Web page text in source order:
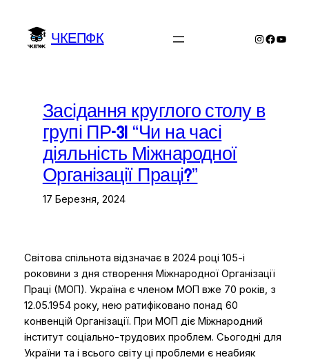
вмісту
ЧКЕПФК Instagram
Засідання круглого столу в
групі ПР-31 “Чи на часі
діяльність Міжнародної
Організації Праці?”
17 Березня, 2024
Світова спільнота відзначає в 2024 році 105-і
роковини з дня створення Міжнародної Організації
Праці (МОП). Україна є членом МОП вже 70 років, з
12.05.1954 року, нею ратифіковано понад 60
конвенцій Організації. При МОП діє Міжнародний
інститут соціально-трудових проблем. Сьогодні для
України та і всього світу ці проблеми є неабияк